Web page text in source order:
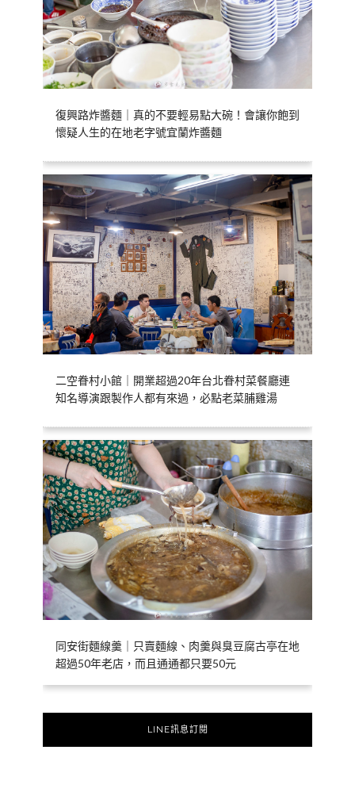
復興路炸醬麵｜真的不要輕易點大碗！會讓你飽到
懷疑人生的在地老字號宜蘭炸醬麵
二空眷村小館｜開業超過20年台北眷村菜餐廳連
知名導演跟製作人都有來過，必點老菜脯雞湯
同安街麵線羹｜只賣麵線、肉羹與臭豆腐古亭在地
超過50年老店，而且通通都只要50元
LINE訊息訂閱